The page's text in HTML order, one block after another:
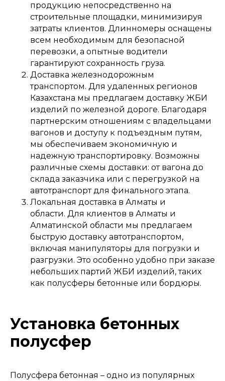
продукцию непосредственно на
строительные площадки, минимизируя
затраты клиентов. Длинномеры оснащены
всем необходимым для безопасной
перевозки, а опытные водители
гарантируют сохранность груза.
Доставка железнодорожным
транспортом. Для удаленных регионов
Казахстана мы предлагаем доставку ЖБИ
изделий по железной дороге. Благодаря
партнерским отношениям с владельцами
вагонов и доступу к подъездным путям,
мы обеспечиваем экономичную и
надежную транспортировку. Возможны
различные схемы доставки: от вагона до
склада заказчика или с перегрузкой на
автотранспорт для финального этапа.
Локальная доставка в Алматы и
области. Для клиентов в Алматы и
Алматинской области мы предлагаем
быструю доставку автотранспортом,
включая манипуляторы для погрузки и
разгрузки. Это особенно удобно при заказе
небольших партий ЖБИ изделий, таких
как полусферы бетонные или бордюры.
Установка бетонных
полусфер
Полусфера бетонная – одно из популярных